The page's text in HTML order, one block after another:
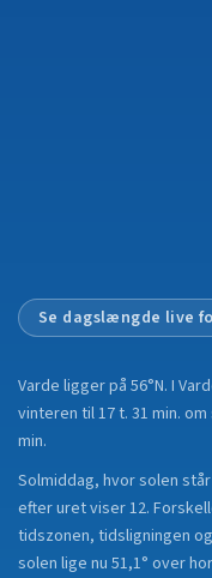
Se dagslængde live
Varde ligger på 56°N. I
vinteren til 17 t. 31 min.
min.
Solmiddag, hvor solen
efter uret viser 12.
tidszonen, tidsligningen
solen lige nu 51,1° over